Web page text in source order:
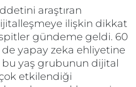
araştıran
ilişkin dikkat
gündeme geldi. 60
yapay zeka ehliyetine
bu yaş grubunun dijital
çok etkilendiği